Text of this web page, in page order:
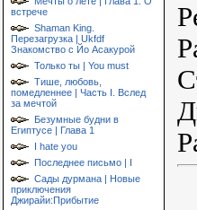
встрече
Shaman King.
Перезагрузка | Ukfdf
Знакомство с Йо Асакурой
Только ты | You must
Тише, любовь,
помедленнее | Часть I. Вслед
за мечтой
Безумные будни в
Египтусе | Глава 1
I hate you
Последнее письмо | I
Сады дурмана | Новые
приключения
Джирайи:Прибытие